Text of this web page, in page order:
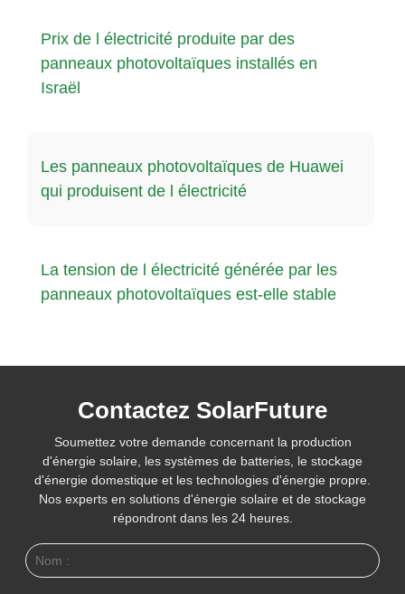
Prix de l électricité produite par des
panneaux photovoltaïques installés en
Israël
Les panneaux photovoltaïques de Huawei
qui produisent de l électricité
La tension de l électricité générée par les
panneaux photovoltaïques est-elle stable
Contactez SolarFuture
Soumettez votre demande concernant la production
d'énergie solaire, les systèmes de batteries, le stockage
d'énergie domestique et les technologies d'énergie propre.
Nos experts en solutions d'énergie solaire et de stockage
répondront dans les 24 heures.